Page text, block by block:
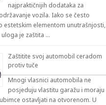
najpraktičnijih dodataka za
vozila. Iako se često
estetskim elementom unutrašnjosti,
je zaštita …
Zaštitite svoj automobil ceradom
protiv tuče
Mnogi vlasnici automobila ne
posjeduju vlastitu garažu i moraju
ostavljati na otvorenom. U